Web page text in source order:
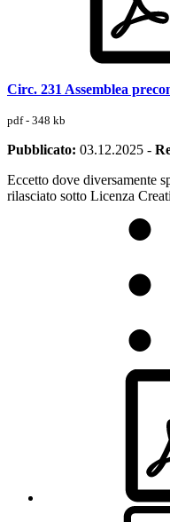
Circ. 231 Assemblea
pdf - 348 kb
Pubblicato: 03.12.2025 -
Eccetto dove diversamente
rilasciato sotto Licenza